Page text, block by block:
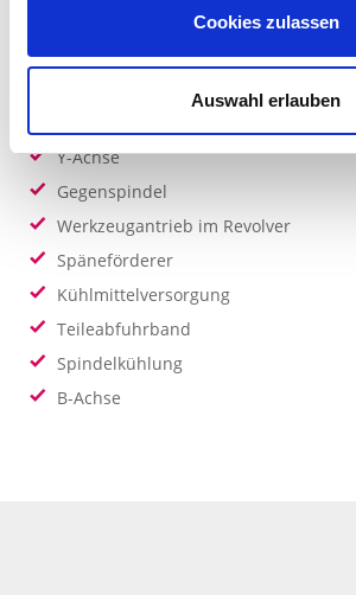
Cookies zulassen
Auswahl erlauben
Ausstattung / Zubehör
Y-Achse
Gegenspindel
Werkzeugantrieb im Revolver
Späneförderer
Kühlmittelversorgung
Teileabfuhrband
Spindelkühlung
B-Achse